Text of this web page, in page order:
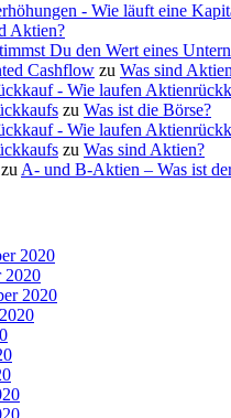
- Wie läuft eine
Aktien?
Du den Wert eines
Cashflow zu Was sind
- Wie laufen
zu Was ist die Börse?
- Wie laufen
zu Was sind Aktien?
zu A- und B-Aktien – Was ist
2020
2020
2020